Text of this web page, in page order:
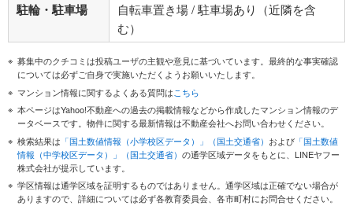
駐輪・駐車場
自転車置き場 / 駐車場あり（近隣を含
む）
募集中のクチコミは投稿ユーザの主観や意見に基づいています。最終的な事実確認
については必ずご自身で実施いただくようお願いいたします。
マンション情報に関するよくある質問はこちら
本ページはYahoo!不動産への過去の掲載情報などから作成したマンション情報のデ
ータベースです。物件に関する最新情報は不動産会社へお問い合わせください。
検索結果は 「国土数値情報（小学校区データ）」（国土交通省） および 「国土数値
情報（中学校区データ）」（国土交通省） の通学区域データをもとに、LINEヤフー
株式会社が提示しています。
学区情報は通学区域を証明するものではありません。通学区域は正確でない場合が
ありますので、詳細については必ず各教育委員会、各市町村にお問合せください。